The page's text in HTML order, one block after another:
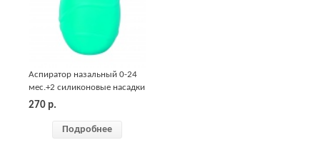
Аспиратор назальный 0-24
мес.+2 силиконовые насадки
Bebe Confort
270 р.
Подробнее